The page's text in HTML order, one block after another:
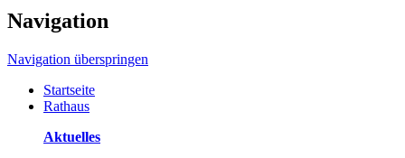
Navigation
Navigation überspringen
Startseite
Rathaus
Aktuelles